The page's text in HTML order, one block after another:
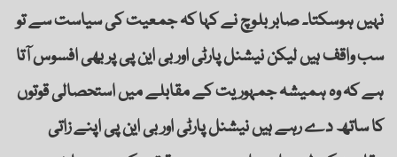
نہیں ہوسکتا۔ صابر بلوچ نے کہا کہ جمعیت کی سیاست سے تو
سب واقف ہیں لیکن نیشنل پارٹی اور بی این پی پر بھی افسوس آتا
ہے کہ وہ ہمیشہ جمہوریت کے مقابلے میں استحصالی قوتوں
کا ساتھ دے رہے ہیں نیشنل پارٹی اور بی این پی اپنے زاتی